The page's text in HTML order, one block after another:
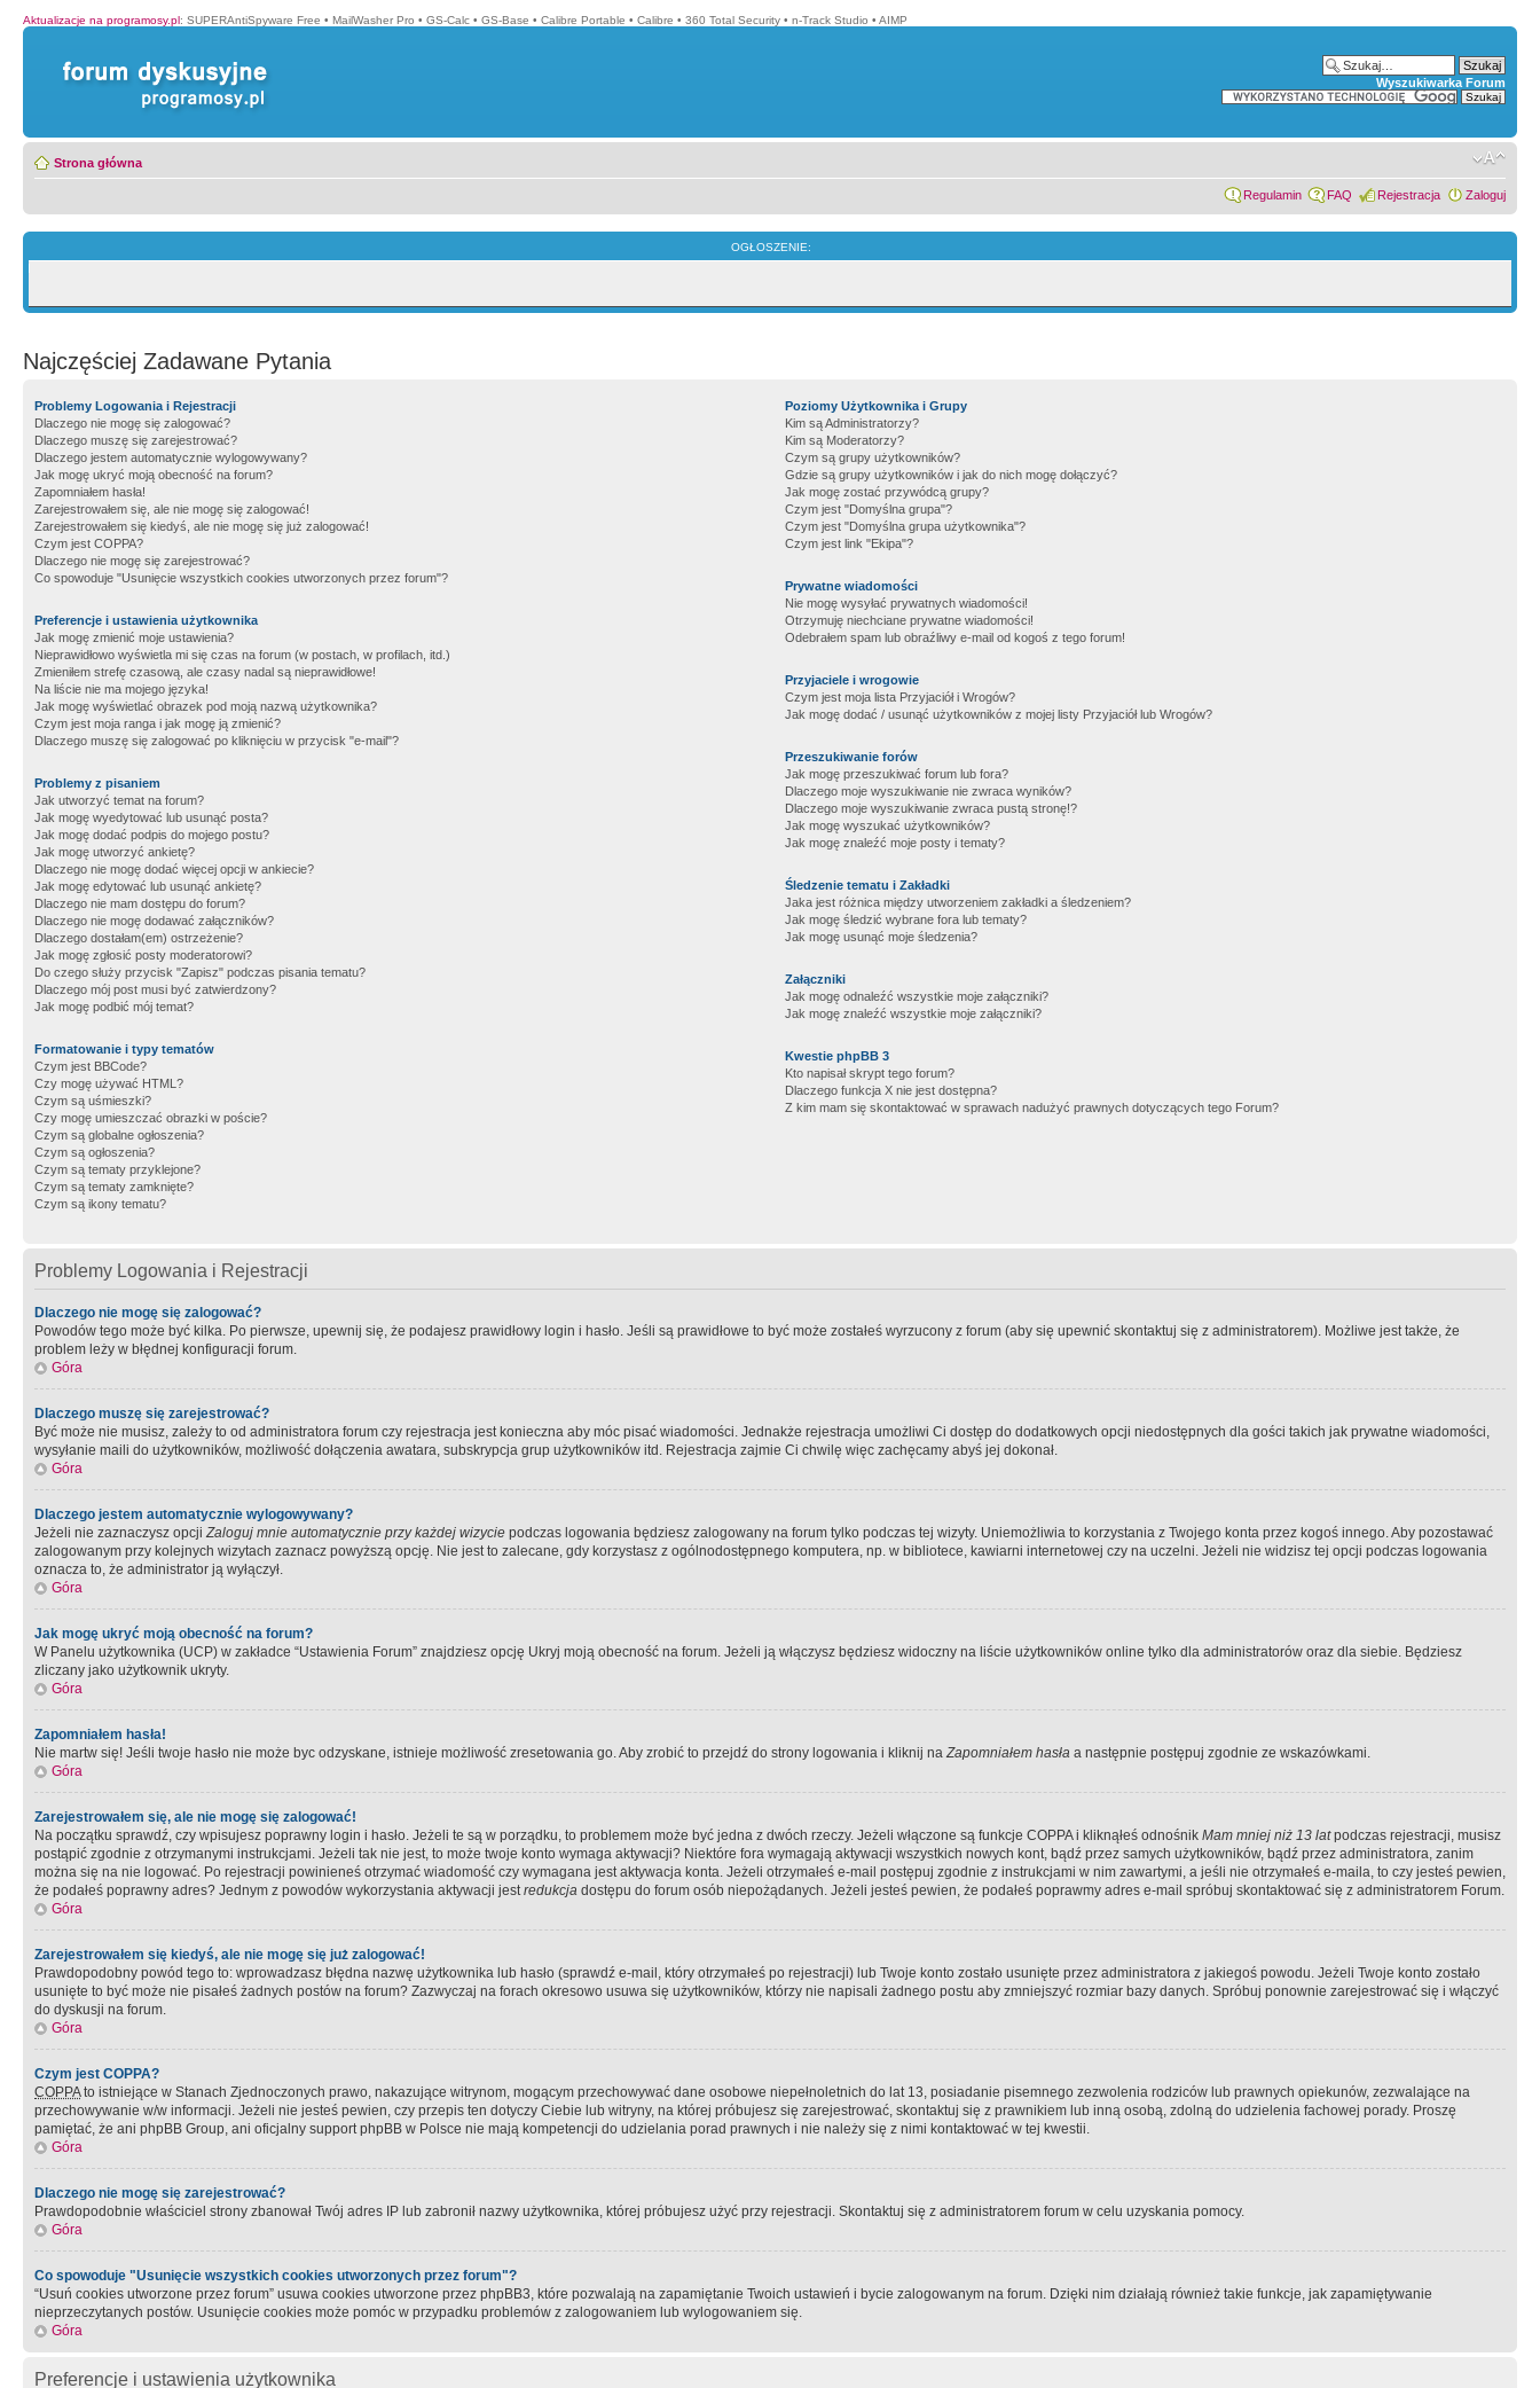
Aktualizacje na programosy.pl: SUPERAntiSpyware Free • MailWasher Pro • GS-Calc • GS-Base • Calibre Portable • Calibre • 360 Total Security • n-Track Studio • AIMP
Wyszukiwarka Forum
Strona główna
Regulamin FAQ Rejestracja Zaloguj
OGŁOSZENIE:
Najczęściej Zadawane Pytania
Problemy Logowania i Rejestracji
Dlaczego nie mogę się zalogować?
Dlaczego muszę się zarejestrować?
Dlaczego jestem automatycznie wylogowywany?
Jak mogę ukryć moją obecność na forum?
Zapomniałem hasła!
Zarejestrowałem się, ale nie mogę się zalogować!
Zarejestrowałem się kiedyś, ale nie mogę się już zalogować!
Czym jest COPPA?
Dlaczego nie mogę się zarejestrować?
Co spowoduje "Usunięcie wszystkich cookies utworzonych przez forum"?
Preferencje i ustawienia użytkownika
Jak mogę zmienić moje ustawienia?
Nieprawidłowo wyświetla mi się czas na forum (w postach, w profilach, itd.)
Zmieniłem strefę czasową, ale czasy nadal są nieprawidłowe!
Na liście nie ma mojego języka!
Jak mogę wyświetlać obrazek pod moją nazwą użytkownika?
Czym jest moja ranga i jak mogę ją zmienić?
Dlaczego muszę się zalogować po kliknięciu w przycisk "e-mail"?
Problemy z pisaniem
Jak utworzyć temat na forum?
Jak mogę wyedytować lub usunąć posta?
Jak mogę dodać podpis do mojego postu?
Jak mogę utworzyć ankietę?
Dlaczego nie mogę dodać więcej opcji w ankiecie?
Jak mogę edytować lub usunąć ankietę?
Dlaczego nie mam dostępu do forum?
Dlaczego nie mogę dodawać załączników?
Dlaczego dostałam(em) ostrzeżenie?
Jak mogę zgłosić posty moderatorowi?
Do czego służy przycisk "Zapisz" podczas pisania tematu?
Dlaczego mój post musi być zatwierdzony?
Jak mogę podbić mój temat?
Formatowanie i typy tematów
Czym jest BBCode?
Czy mogę używać HTML?
Czym są uśmieszki?
Czy mogę umieszczać obrazki w poście?
Czym są globalne ogłoszenia?
Czym są ogłoszenia?
Czym są tematy przyklejone?
Czym są tematy zamknięte?
Czym są ikony tematu?
Poziomy Użytkownika i Grupy
Kim są Administratorzy?
Kim są Moderatorzy?
Czym są grupy użytkowników?
Gdzie są grupy użytkowników i jak do nich mogę dołączyć?
Jak mogę zostać przywódcą grupy?
Czym jest "Domyślna grupa"?
Czym jest "Domyślna grupa użytkownika"?
Czym jest link "Ekipa"?
Prywatne wiadomości
Nie mogę wysyłać prywatnych wiadomości!
Otrzymuję niechciane prywatne wiadomości!
Odebrałem spam lub obraźliwy e-mail od kogoś z tego forum!
Przyjaciele i wrogowie
Czym jest moja lista Przyjaciół i Wrogów?
Jak mogę dodać / usunąć użytkowników z mojej listy Przyjaciół lub Wrogów?
Przeszukiwanie forów
Jak mogę przeszukiwać forum lub fora?
Dlaczego moje wyszukiwanie nie zwraca wyników?
Dlaczego moje wyszukiwanie zwraca pustą stronę!?
Jak mogę wyszukać użytkowników?
Jak mogę znaleźć moje posty i tematy?
Śledzenie tematu i Zakładki
Jaka jest różnica między utworzeniem zakładki a śledzeniem?
Jak mogę śledzić wybrane fora lub tematy?
Jak mogę usunąć moje śledzenia?
Załączniki
Jak mogę odnaleźć wszystkie moje załączniki?
Jak mogę znaleźć wszystkie moje załączniki?
Kwestie phpBB 3
Kto napisał skrypt tego forum?
Dlaczego funkcja X nie jest dostępna?
Z kim mam się skontaktować w sprawach nadużyć prawnych dotyczących tego Forum?
Problemy Logowania i Rejestracji
Dlaczego nie mogę się zalogować?
Powodów tego może być kilka. Po pierwsze, upewnij się, że podajesz prawidłowy login i hasło. Jeśli są prawidłowe to być może zostałeś wyrzucony z forum (aby się upewnić skontaktuj się z administratorem). Możliwe jest także, że
problem leży w błędnej konfiguracji forum.
Góra
Dlaczego muszę się zarejestrować?
Być może nie musisz, zależy to od administratora forum czy rejestracja jest konieczna aby móc pisać wiadomości. Jednakże rejestracja umożliwi Ci dostęp do dodatkowych opcji niedostępnych dla gości takich jak prywatne wiadomości,
wysyłanie maili do użytkowników, możliwość dołączenia awatara, subskrypcja grup użytkowników itd. Rejestracja zajmie Ci chwilę więc zachęcamy abyś jej dokonał.
Góra
Dlaczego jestem automatycznie wylogowywany?
Jeżeli nie zaznaczysz opcjiZaloguj mnie automatycznie przy każdej wizycie podczas logowania będziesz zalogowany na forum tylko podczas tej wizyty. Uniemożliwia to korzystania z Twojego konta przez kogoś innego. Aby pozostawać
zalogowanym przy kolejnych wizytach zaznacz powyższą opcję. Nie jest to zalecane, gdy korzystasz z ogólnodostępnego komputera, np. w bibliotece, kawiarni internetowej czy na uczelni. Jeżeli nie widzisz tej opcji podczas logowania
oznacza to, że administrator ją wyłączył.
Góra
Jak mogę ukryć moją obecność na forum?
W Panelu użytkownika (UCP) w zakładce “Ustawienia Forum” znajdziesz opcję Ukryj moją obecność na forum. Jeżeli ją włączysz będziesz widoczny na liście użytkowników online tylko dla administratorów oraz dla siebie. Będziesz
zliczany jako użytkownik ukryty.
Góra
Zapomniałem hasła!
Nie martw się! Jeśli twoje hasło nie może byc odzyskane, istnieje możliwość zresetowania go. Aby zrobić to przejdź do strony logowania i kliknij naZapomniałem hasła a następnie postępuj zgodnie ze wskazówkami.
Góra
Zarejestrowałem się, ale nie mogę się zalogować!
Na początku sprawdź, czy wpisujesz poprawny login i hasło. Jeżeli te są w porządku, to problemem może być jedna z dwóch rzeczy. Jeżeli włączone są funkcje COPPA i kliknąłeś odnośnik Mam mniej niż 13 latpodczas rejestracji, musisz
postąpić zgodnie z otrzymanymi instrukcjami. Jeżeli tak nie jest, to może twoje konto wymaga aktywacji? Niektóre fora wymagają aktywacji wszystkich nowych kont, bądź przez samych użytkowników, bądź przez administratora, zanim
można się na nie logować. Po rejestracji powinieneś otrzymać wiadomość czy wymagana jest aktywacja konta. Jeżeli otrzymałeś e-mail postępuj zgodnie z instrukcjami w nim zawartymi, a jeśli nie otrzymałeś e-maila, to czy jesteś pewien,
że podałeś poprawny adres? Jednym z powodów wykorzystania aktywacji jestredukcja dostępu do forum osób niepożądanych. Jeżeli jesteś pewien, że podałeś poprawmy adres e-mail spróbuj skontaktować się z administratorem Forum.
Góra
Zarejestrowałem się kiedyś, ale nie mogę się już zalogować!
Prawdopodobny powód tego to: wprowadzasz błędna nazwę użytkownika lub hasło (sprawdź e-mail, który otrzymałeś po rejestracji) lub Twoje konto zostało usunięte przez administratora z jakiegoś powodu. Jeżeli Twoje konto zostało
usunięte to być może nie pisałeś żadnych postów na forum? Zazwyczaj na forach okresowo usuwa się użytkowników, którzy nie napisali żadnego postu aby zmniejszyć rozmiar bazy danych. Spróbuj ponownie zarejestrować się i włączyć
do dyskusji na forum.
Góra
Czym jest COPPA?
COPPAto istniejące w Stanach Zjednoczonych prawo, nakazujące witrynom, mogącym przechowywać dane osobowe niepełnoletnich do lat 13, posiadanie pisemnego zezwolenia rodziców lub prawnych opiekunów, zezwalające na
przechowywanie w/w informacji. Jeżeli nie jesteś pewien, czy przepis ten dotyczy Ciebie lub witryny, na której próbujesz się zarejestrować, skontaktuj się z prawnikiem lub inną osobą, zdolną do udzielenia fachowej porady. Proszę
pamiętać, że ani phpBB Group, ani oficjalny support phpBB w Polsce nie mają kompetencji do udzielania porad prawnych i nie należy się z nimi kontaktować w tej kwestii.
Góra
Dlaczego nie mogę się zarejestrować?
Prawdopodobnie właściciel strony zbanował Twój adres IP lub zabronił nazwy użytkownika, której próbujesz użyć przy rejestracji. Skontaktuj się z administratorem forum w celu uzyskania pomocy.
Góra
Co spowoduje "Usunięcie wszystkich cookies utworzonych przez forum"?
“Usuń cookies utworzone przez forum” usuwa cookies utworzone przez phpBB3, które pozwalają na zapamiętanie Twoich ustawień i bycie zalogowanym na forum. Dzięki nim działają również takie funkcje, jak zapamiętywanie
nieprzeczytanych postów. Usunięcie cookies może pomóc w przypadku problemów z zalogowaniem lub wylogowaniem się.
Góra
Preferencje i ustawienia użytkownika